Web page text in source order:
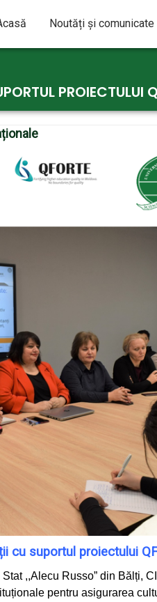
Noutăți și comunicate
PROIECTULUI
cu suportul proiectului
,,Alecu Russo” din Bălți,
pentru asigurarea